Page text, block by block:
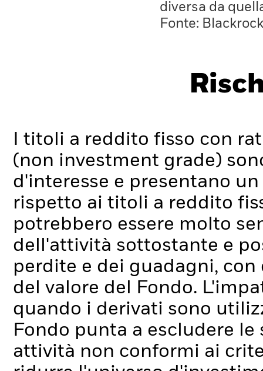
diversa da
Fonte: Blackrock
I titoli a reddito fisso con
(non investment grade)
d'interesse e presentano
rispetto ai titoli a reddito
potrebbero essere molto
dell'attività sottostante e
perdite e dei guadagni,
del valore del Fondo.
quando i derivati sono
Fondo punta a escludere
attività non conformi ai